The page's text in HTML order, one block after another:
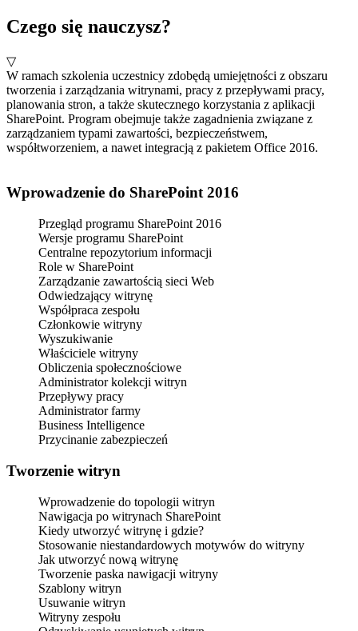
Czego się nauczysz?
▽
W ramach szkolenia uczestnicy zdobędą umiejętności z obszaru
tworzenia i zarządzania witrynami, pracy z przepływami pracy,
planowania stron, a także skutecznego korzystania z aplikacji
SharePoint. Program obejmuje także zagadnienia związane z
zarządzaniem typami zawartości, bezpieczeństwem,
współtworzeniem, a nawet integracją z pakietem Office 2016.
Wprowadzenie do SharePoint 2016
Przegląd programu SharePoint 2016
Wersje programu SharePoint
Centralne repozytorium informacji
Role w SharePoint
Zarządzanie zawartością sieci Web
Odwiedzający witrynę
Współpraca zespołu
Członkowie witryny
Wyszukiwanie
Właściciele witryny
Obliczenia społecznościowe
Administrator kolekcji witryn
Przepływy pracy
Administrator farmy
Business Intelligence
Przycinanie zabezpieczeń
Tworzenie witryn
Wprowadzenie do topologii witryn
Nawigacja po witrynach SharePoint
Kiedy utworzyć witrynę i gdzie?
Stosowanie niestandardowych motywów do witryny
Jak utworzyć nową witrynę
Tworzenie paska nawigacji witryny
Szablony witryn
Usuwanie witryn
Witryny zespołu